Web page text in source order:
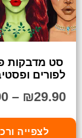
סט מדבקות
לפורים
₪29.90
–
לצפייה